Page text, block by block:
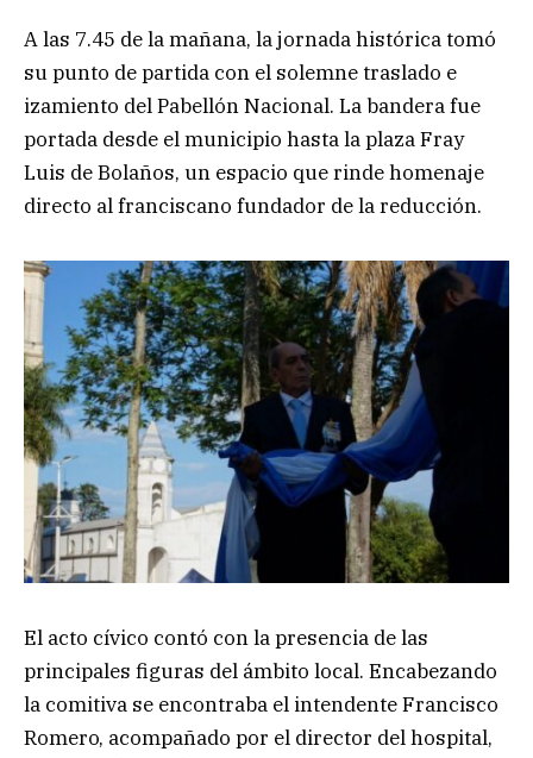
A las 7.45 de la mañana, la jornada histórica tomó
su punto de partida con el solemne traslado e
izamiento del Pabellón Nacional. La bandera fue
portada desde el municipio hasta la plaza Fray
Luis de Bolaños, un espacio que rinde homenaje
directo al franciscano fundador de la reducción.
El acto cívico contó con la presencia de las
principales figuras del ámbito local. Encabezando
la comitiva se encontraba el intendente Francisco
Romero, acompañado por el director del hospital,